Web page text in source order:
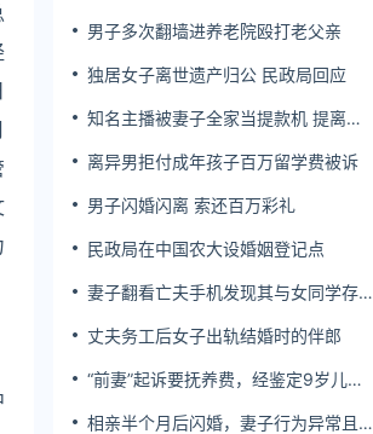
男子多次翻墙进养老院殴打老父亲
独居女子离世遗产归公 民政局回应
知名主播被妻子全家当提款机 提离婚
离异男拒付成年孩子百万留学费被诉
男子闪婚闪离 索还百万彩礼
民政局在中国农大设婚姻登记点
妻子翻看亡夫手机发现其与女同学存婚
丈夫务工后女子出轨结婚时的伴郎
“前妻”起诉要抚养费，经鉴定9岁儿子
相亲半个月后闪婚，妻子行为异常且持